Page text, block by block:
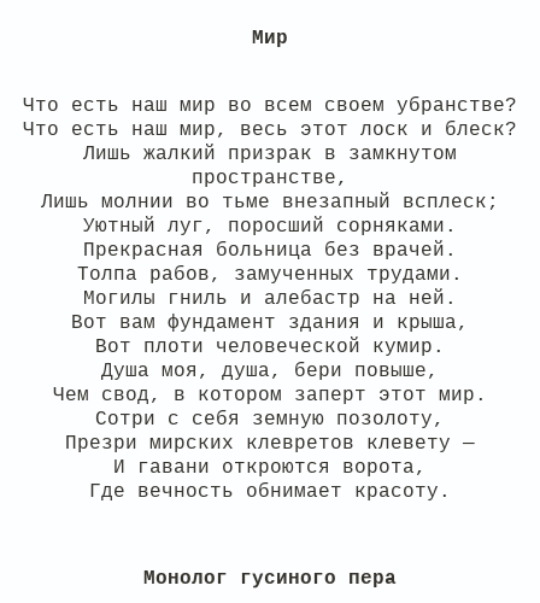
Мир
Что есть наш мир во всем своем убранстве?
Что есть наш мир, весь этот лоск и блеск?
Лишь жалкий призрак в замкнутом
пространстве,
Лишь молнии во тьме внезапный всплеск;
Уютный луг, поросший сорняками.
Прекрасная больница без врачей.
Толпа рабов, замученных трудами.
Могилы гниль и алебастр на ней.
Вот вам фундамент здания и крыша,
Вот плоти человеческой кумир.
Душа моя, душа, бери повыше,
Чем свод, в котором заперт этот мир.
Сотри с себя земную позолоту,
Презри мирских клевретов клевету —
И гавани откроются ворота,
Где вечность обнимает красоту.
Монолог гусиного пера